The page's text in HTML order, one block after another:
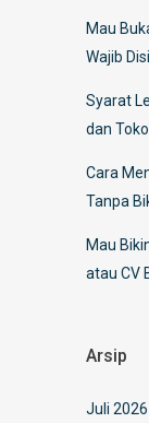
Mau
Wajib
Syarat
dan
Cara
Tanpa
Mau
atau CV
Arsip
Juli 2026